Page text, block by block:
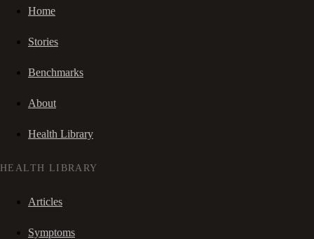
Home
Stories
Benchmarks
About
Health Library
HEALTH LIBRARY
Articles
Symptoms